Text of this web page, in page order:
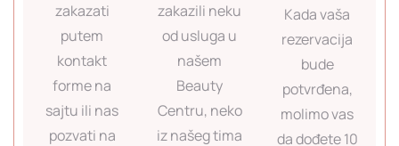
zakazati
putem
kontakt
forme na
sajtu ili nas
pozvati na
zakazili neku
od usluga u
našem
Beauty
Centru, neko
iz našeg tima
Kada vaša
rezervacija
bude
potvrđena,
molimo vas
da dođete 10